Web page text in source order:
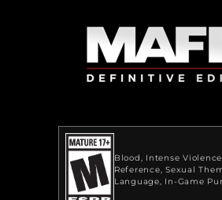
Blood Intense Violence
Reference Sexual
Language
In-Game